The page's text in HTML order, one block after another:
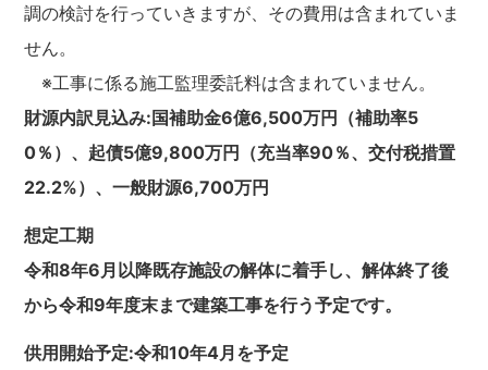
調の検討を行っていきますが、その費用は含まれていま
せん。
※工事に係る施工監理委託料は含まれていません。
財源内訳見込み:国補助金6億6,500万円（補助率5
0％）、起債5億9,800万円（充当率90％、交付税措置
22.2%）、一般財源6,700万円
想定工期
令和8年6月以降既存施設の解体に着手し、解体終了後
から令和9年度末まで建築工事を行う予定です。
供用開始予定:令和10年4月を予定